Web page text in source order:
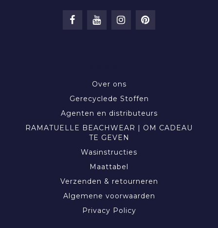
Over ons
Gerecyclede Stoffen
Agenten en distributeurs
RAMATUELLE BEACHWEAR | OM CADEAU
TE GEVEN
Wasinstructies
Maattabel
Verzenden & retourneren
Algemene voorwaarden
Privacy Policy